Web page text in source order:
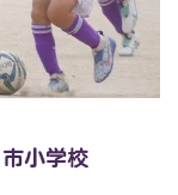
市小学校